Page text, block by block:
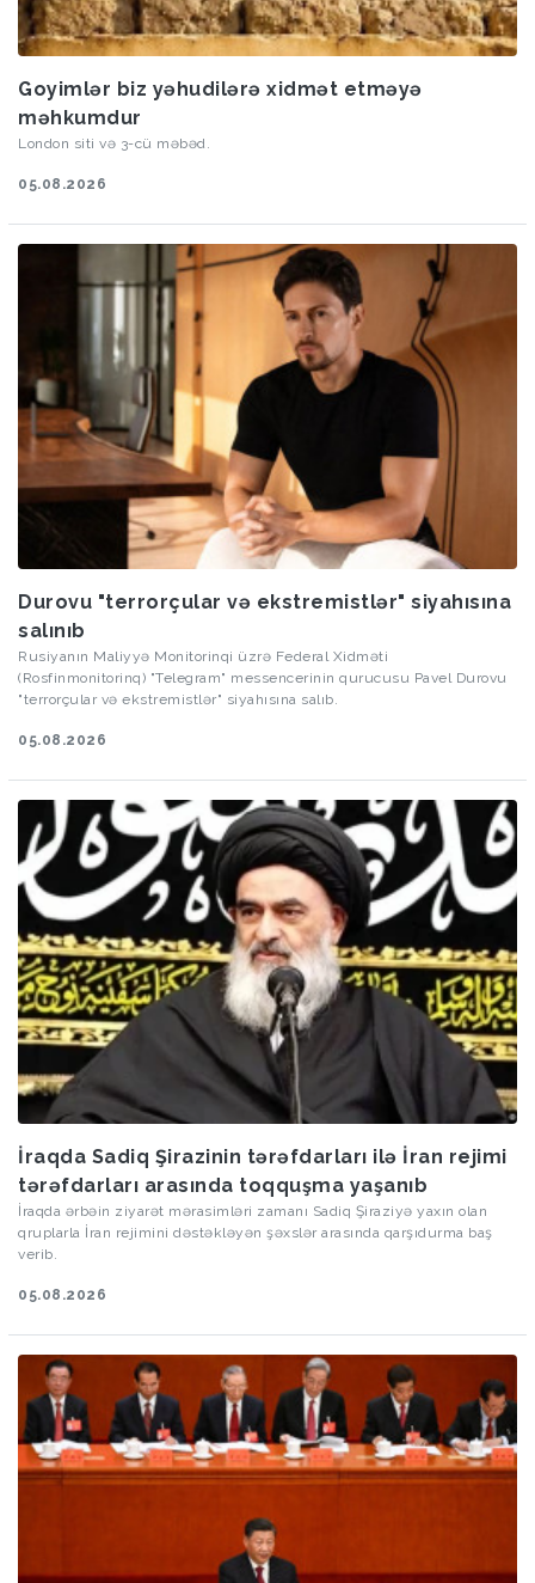
Goyimlər biz yəhudilərə xidmət etməyə
məhkumdur
London siti və 3-cü məbəd.
05.08.2026
Durovu "terrorçular və ekstremistlər" siyahısına
salınıb
Rusiyanın Maliyyə Monitorinqi üzrə Federal Xidməti
(Rosfinmonitorinq) "Telegram" messencerinin qurucusu Pavel Durovu
"terrorçular və ekstremistlər" siyahısına salıb.
05.08.2026
İraqda Sadiq Şirazinin tərəfdarları ilə İran rejimi
tərəfdarları arasında toqquşma yaşanıb
İraqda ərbəin ziyarət mərasimləri zamanı Sadiq Şiraziyə yaxın olan
qruplarla İran rejimini dəstəkləyən şəxslər arasında qarşıdurma baş
verib.
05.08.2026